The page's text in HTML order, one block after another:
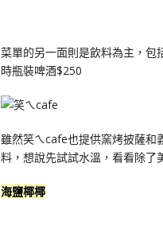
菜單的另一面則是飲料為主，
時瓶裝啤酒$250
雖然笑ㄟcafe也提供窯烤披薩和
料，想說先試試水溫，看看除了
海鹽椰椰